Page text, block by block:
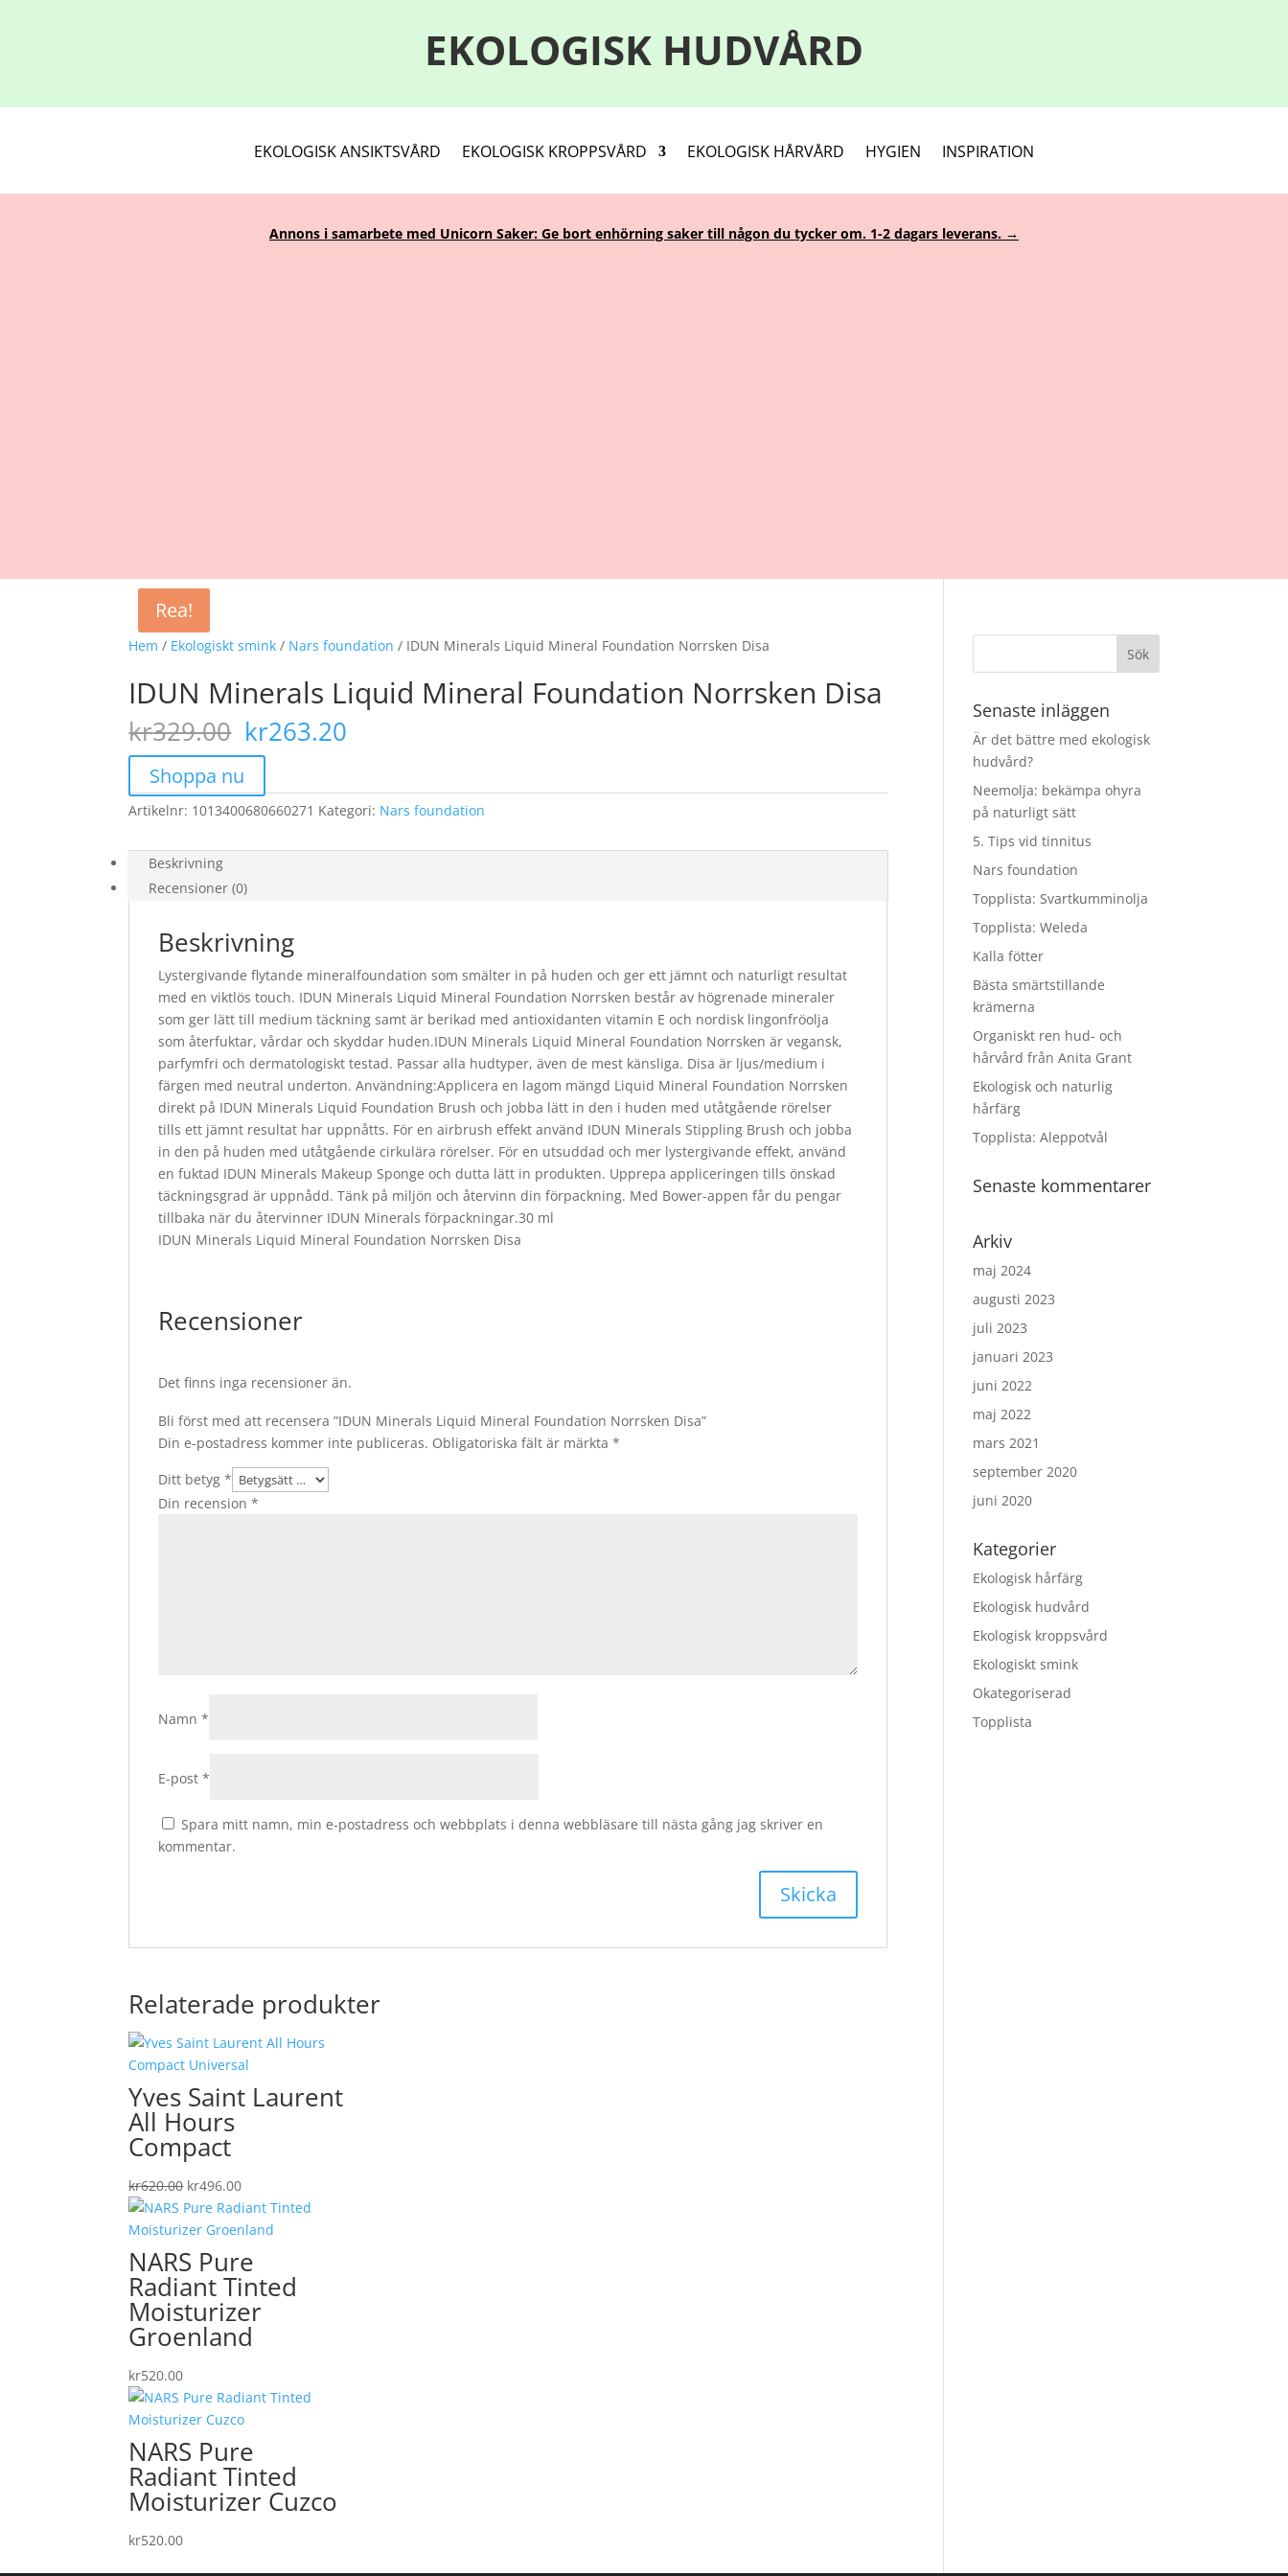
EKOLOGISK HUDVÅRD
EKOLOGISK ANSIKTSVÅRD EKOLOGISK KROPPSVÅRD EKOLOGISK HÅRVÅRD HYGIEN INSPIRATION
Annons i samarbete med Unicorn Saker: Ge bort enhörning saker till någon du tycker om. 1-2 dagars leverans. →
Hem / Ekologiskt smink / Nars foundation / IDUN Minerals Liquid Mineral Foundation Norrsken Disa
Rea!
IDUN Minerals Liquid Mineral Foundation Norrsken Disa
kr329.00 Det
ursprungliga
var:
kr329.00.
kr263.20
är:
kr263.20.
Shoppa nu
Artikelnr: 1013400680660271 Kategori: Nars foundation
Beskrivning
Recensioner (0)
Beskrivning
Lystergivande flytande mineralfoundation som smälter in på huden och ger ett jämnt och naturligt resultat
med en viktlös touch. IDUN Minerals Liquid Mineral Foundation Norrsken består av högrenade mineraler
som ger lätt till medium täckning samt är berikad med antioxidanten vitamin E och nordisk lingonfröolja
som återfuktar, vårdar och skyddar huden.IDUN Minerals Liquid Mineral Foundation Norrsken är vegansk,
parfymfri och dermatologiskt testad. Passar alla hudtyper, även de mest känsliga. Disa är ljus/medium i
färgen med neutral underton. Användning:Applicera en lagom mängd Liquid Mineral Foundation Norrsken
direkt på IDUN Minerals Liquid Foundation Brush och jobba lätt in den i huden med utåtgående rörelser
tills ett jämnt resultat har uppnåtts. För en airbrush effekt använd IDUN Minerals Stippling Brush och jobba
in den på huden med utåtgående cirkulära rörelser. För en utsuddad och mer lystergivande effekt, använd
en fuktad IDUN Minerals Makeup Sponge och dutta lätt in produkten. Upprepa appliceringen tills önskad
täckningsgrad är uppnådd. Tänk på miljön och återvinn din förpackning. Med Bower-appen får du pengar
tillbaka när du återvinner IDUN Minerals förpackningar.30 ml
IDUN Minerals Liquid Mineral Foundation Norrsken Disa
Recensioner
Det finns inga recensioner än.
Bli först med att recensera ”IDUN Minerals Liquid Mineral Foundation Norrsken Disa”
Din e-postadress kommer inte publiceras. Obligatoriska fält är märkta*
Ditt betyg*
Din recension*
Namn*
E-post*
Spara mitt namn, min e-postadress och webbplats i denna webbläsare till nästa gång jag skriver en
kommentar.
Relaterade produkter
Rea!
Yves Saint Laurent
All Hours
Compact
kr620.00 Det
ursprungliga
priset
var:
kr620.00.
kr496.00Det
nuvarande
priset
kr496.00.
NARS Pure
Radiant Tinted
Moisturizer
Groenland
kr520.00
NARS Pure
Radiant Tinted
Moisturizer Cuzco
kr520.00
Senaste inläggen
Är det bättre med ekologisk
hudvård?
Neemolja: bekämpa ohyra
på naturligt sätt
5. Tips vid tinnitus
Nars foundation
Topplista: Svartkumminolja
Topplista: Weleda
Kalla fötter
Bästa smärtstillande
krämerna
Organiskt ren hud- och
hårvård från Anita Grant
Ekologisk och naturlig
hårfärg
Topplista: Aleppotvål
Senaste kommentarer
Arkiv
maj 2024
augusti 2023
juli 2023
januari 2023
juni 2022
maj 2022
mars 2021
september 2020
juni 2020
Kategorier
Ekologisk hårfärg
Ekologisk hudvård
Ekologisk kroppsvård
Ekologiskt smink
Okategoriserad
Topplista